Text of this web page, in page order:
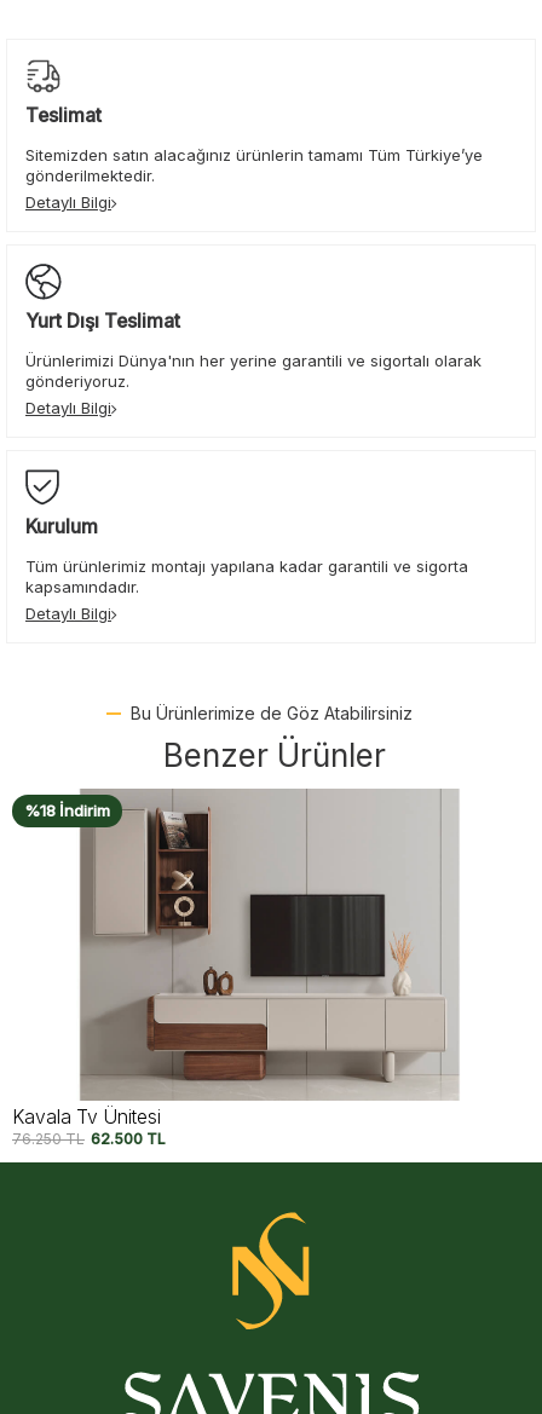
Teslimat
Sitemizden satın alacağınız ürünlerin tamamı Tüm Türkiye’ye
gönderilmektedir.
Detaylı Bilgi
Yurt Dışı Teslimat
Ürünlerimizi Dünya'nın her yerine garantili ve sigortalı olarak
gönderiyoruz.
Detaylı Bilgi
Kurulum
Tüm ürünlerimiz montajı yapılana kadar garantili ve sigorta
kapsamındadır.
Detaylı Bilgi
Bu Ürünlerimize de Göz Atabilirsiniz
Benzer Ürünler
%17 İndirim
Almata Tv Ünitesi
63.750TL 52.750 TL